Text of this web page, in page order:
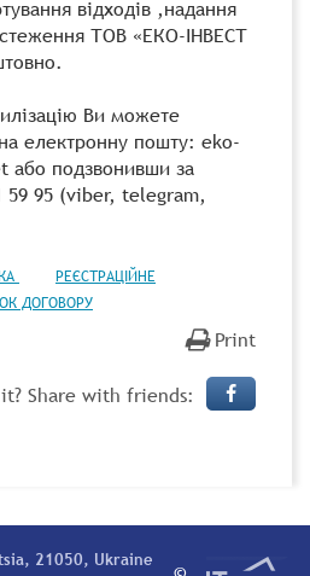
відходів ,надання
ТОВ «ЕКО-ІНВЕСТ
Ви можете
електронну пошту: eko-
або подзвонивши за
95 (viber, telegram,
РЕЄСТРАЦІЙНЕ
ДОГОВОРУ
Print
Share with friends:
21050, Ukraine